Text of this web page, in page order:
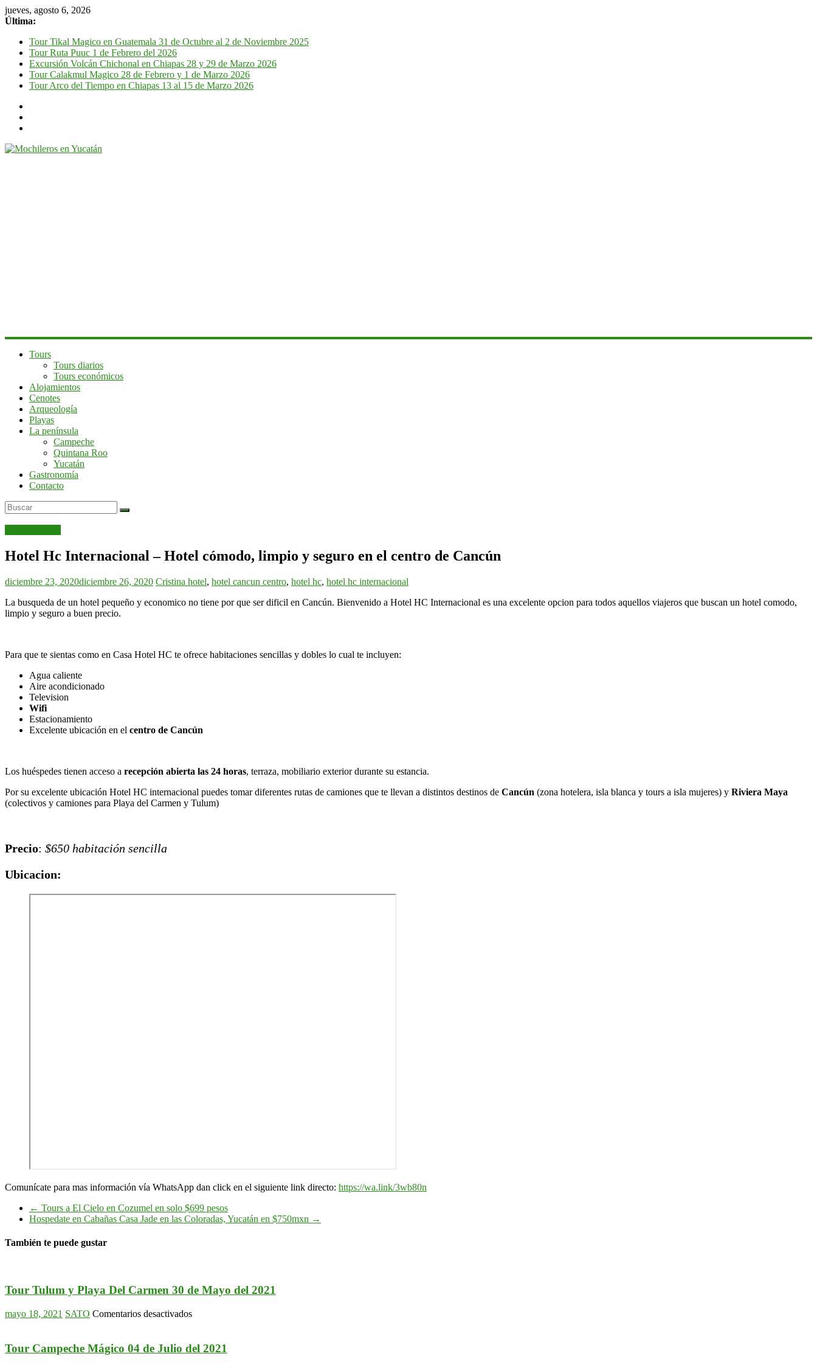
jueves, agosto 6, 2026
Última:
Tour Tikal Magico en Guatemala 31 de Octubre al 2 de Noviembre 2025
Tour Ruta Puuc 1 de Febrero del 2026
Excursión Volcán Chichonal en Chiapas 28 y 29 de Marzo 2026
Tour Calakmul Magico 28 de Febrero y 1 de Marzo 2026
Tour Arco del Tiempo en Chiapas 13 al 15 de Marzo 2026
Tours
Tours diarios
Tours económicos
Alojamientos
Cenotes
Arqueología
Playas
La península
Campeche
Quintana Roo
Yucatán
Gastronomía
Contacto
Hotel Hc Internacional – Hotel cómodo, limpio y seguro en el centro de Cancún
diciembre 23, 2020diciembre 26, 2020 Cristina hotel, hotel cancun centro, hotel hc, hotel hc internacional
La busqueda de un hotel pequeño y economico no tiene por que ser dificil en Cancún. Bienvenido a Hotel HC Internacional es una excelente opcion para todos aquellos viajeros que buscan un hotel comodo,
limpio y seguro a buen precio.
Para que te sientas como en Casa Hotel HC te ofrece habitaciones sencillas y dobles lo cual te incluyen:
Agua caliente
Aire acondicionado
Television
Wifi
Estacionamiento
Excelente ubicación en el centro de Cancún
Los huéspedes tienen acceso a recepción abierta las 24 horas, terraza, mobiliario exterior durante su estancia.
Por su excelente ubicación Hotel HC internacional puedes tomar diferentes rutas de camiones que te llevan a distintos destinos de Cancún (zona hotelera, isla blanca y tours a isla mujeres) y Riviera Maya
(colectivos y camiones para Playa del Carmen y Tulum)
Precio: $650 habitación sencilla
Ubicacion:
Comunícate para mas información vía WhatsApp dan click en el siguiente link directo: https://wa.link/3wb80n
← Tours a El Cielo en Cozumel en solo $699 pesos
Hospedate en Cabañas Casa Jade en las Coloradas, Yucatán en $750mxn →
También te puede gustar
Tour Tulum y Playa Del Carmen 30 de Mayo del 2021
mayo 18, 2021 SATO Comentarios desactivadosen
y
Playa
Tour Campeche Mágico 04 de Julio del 2021